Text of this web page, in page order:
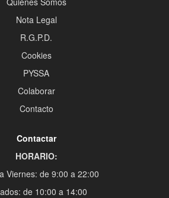
Nota Legal
R.G.P.D.
Cookies
PYSSA
Colaborar
Contacto
Contactar
HORARIO:
Viernes: de 9:00 a 22:00
de 10:00 a 14:00